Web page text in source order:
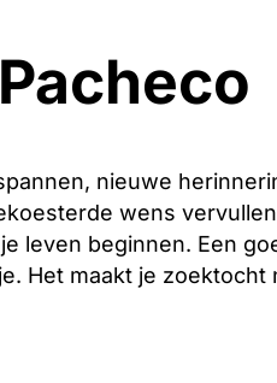
nieuwe
wens
leven beginnen. Een
Het maakt je zoektocht